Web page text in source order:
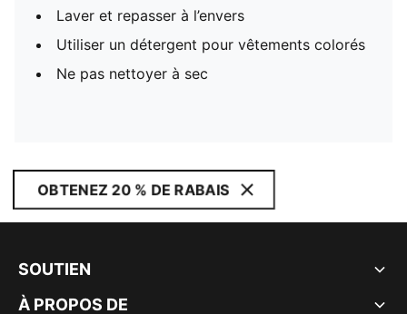
Laver et repasser à l’envers
Utiliser un détergent pour vêtements colorés
Ne pas nettoyer à sec
OBTENEZ 20 % DE RABAIS
SOUTIEN
À PROPOS DE